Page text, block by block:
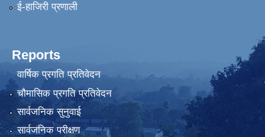
ई-हाजिरी प्रणाली
Reports
वार्षिक प्रगति प्रतिवेदन
चौमासिक प्रगति प्रतिवेदन
सार्वजनिक सुनुवाई
सार्वजनिक परीक्षण